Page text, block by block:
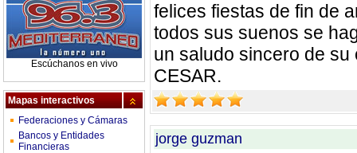
Escúchanos en vivo
Mapas interactivos
Federaciones y Cámaras
Bancos y Entidades
Financieras
felices fiestas de fin de
todos sus suenos se
un saludo sincero de
CESAR.
jorge guzman